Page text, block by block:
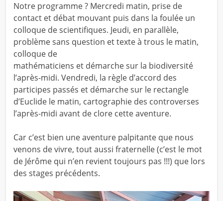
Notre programme ? Mercredi matin, prise de
contact et débat mouvant puis dans la foulée un
colloque de scientifiques. Jeudi, en parallèle,
problème sans question et texte à trous le matin,
colloque de
mathématiciens et démarche sur la biodiversité
l’après-midi. Vendredi, la règle d’accord des
participes passés et démarche sur le rectangle
d’Euclide le matin, cartographie des controverses
l’après-midi avant de clore cette aventure.
Car c’est bien une aventure palpitante que nous
venons de vivre, tout aussi fraternelle (c’est le mot
de Jérôme qui n’en revient toujours pas !!!) que lors
des stages précédents.